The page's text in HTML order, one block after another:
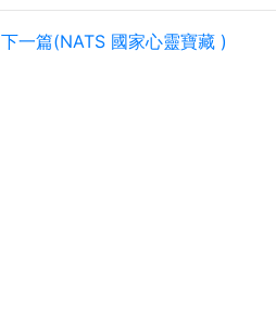
下一篇(NATS 國家心靈寶藏 )